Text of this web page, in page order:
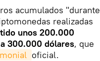
acumulados "durante
realizadas
unos 200.000
300.000 dólares, que
oficial.